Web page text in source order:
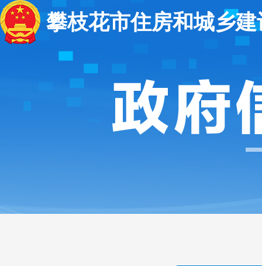
攀枝花市住房和城乡建